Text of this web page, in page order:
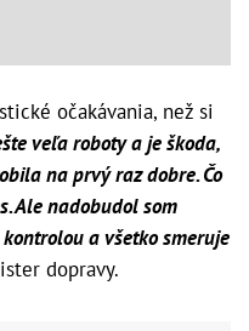
očakávania, než si
veľa roboty a je škoda,
na prvý raz dobre. Čo
Ale nadobudol som
a všetko smeruje
dopravy.